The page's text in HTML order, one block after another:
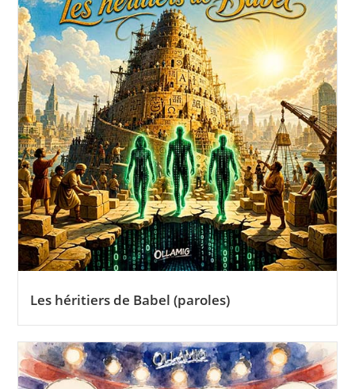
Les héritiers de Babel (paroles)